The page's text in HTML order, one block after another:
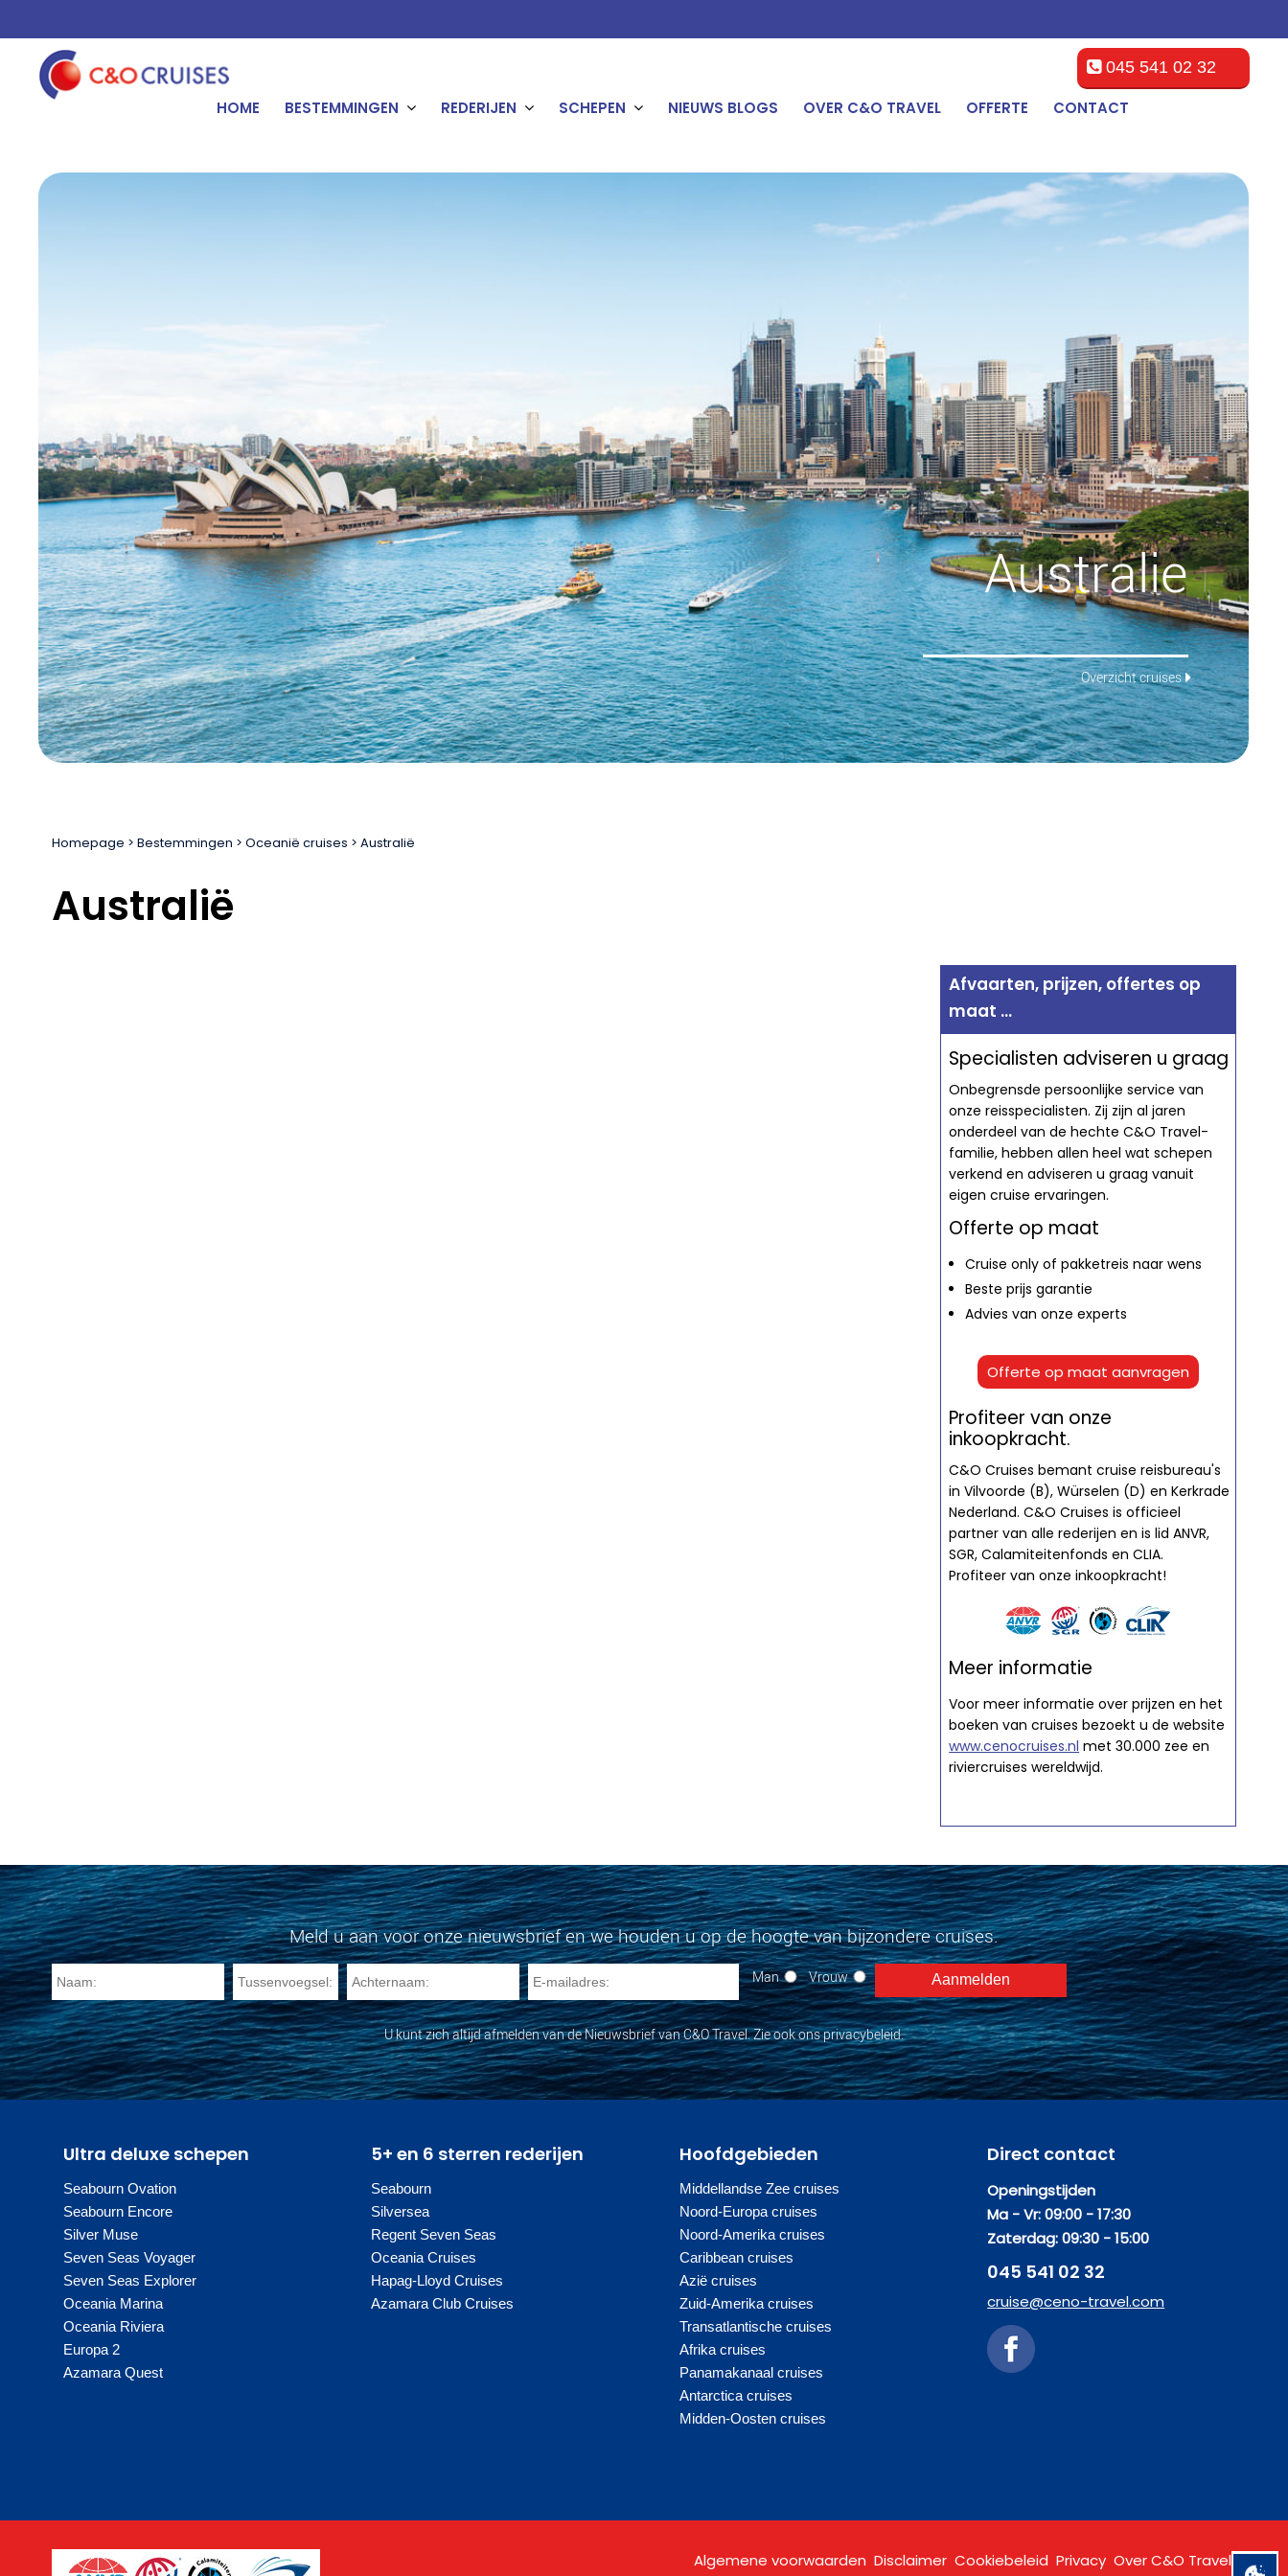
045 541 02 32
CONTACT
OFFERTE
OVER C&O TRAVEL
NIEUWS BLOGS
SCHEPEN
REDERIJEN
BESTEMMINGEN
HOME
Australie
Overzicht cruises
Homepage Bestemmingen Oceanië cruises Australië
Australië
Afvaarten, prijzen, offertes op
maat ...
Specialisten adviseren u graag
Onbegrensde persoonlijke service van
onze reisspecialisten. Zij zijn al jaren
onderdeel van de hechte C&O Travel-
familie, hebben allen heel wat schepen
verkend en adviseren u graag vanuit
eigen cruise ervaringen.
Offerte op maat
Cruise only of pakketreis naar wens
Beste prijs garantie
Advies van onze experts
Offerte op maat aanvragen
Profiteer van onze
inkoopkracht.
C&O Cruises bemant cruise reisbureau's
in Vilvoorde (B), Würselen (D) en Kerkrade
Nederland. C&O Cruises is officieel
partner van alle rederijen en is lid ANVR,
SGR, Calamiteitenfonds en CLIA.
Profiteer van onze inkoopkracht!
Meer informatie
Voor meer informatie over prijzen en het
boeken van cruises bezoekt u de website
www.cenocruises.nl met 30.000 zee en
riviercruises wereldwijd.
Meld u aan voor onze nieuwsbrief en we houden u op de hoogte van bijzondere cruises.
Man Vrouw
U kunt zich altijd afmelden van de Nieuwsbrief van C&O Travel. Zie ook ons privacybeleid.
Ultra deluxe schepen
Seabourn Ovation
Seabourn Encore
Silver Muse
Seven Seas Voyager
Seven Seas Explorer
Oceania Marina
Oceania Riviera
Europa 2
Azamara Quest
5+ en 6 sterren rederijen
Seabourn
Silversea
Regent Seven Seas
Oceania Cruises
Hapag-Lloyd Cruises
Azamara Club Cruises
Hoofdgebieden
Middellandse Zee cruises
Noord-Europa cruises
Noord-Amerika cruises
Caribbean cruises
Azië cruises
Zuid-Amerika cruises
Transatlantische cruises
Afrika cruises
Panamakanaal cruises
Antarctica cruises
Midden-Oosten cruises
Direct contact
Openingstijden
Ma - Vr: 09:00 - 17:30
Zaterdag: 09:30 - 15:00
045 541 02 32
cruise@ceno-travel.com
Algemene voorwaarden Disclaimer Cookiebeleid Privacy Over C&O Travel